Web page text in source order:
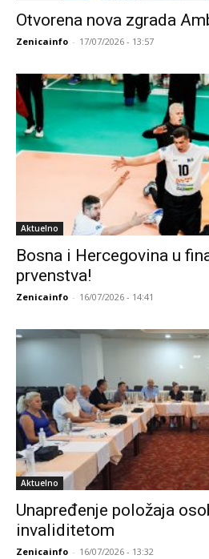
Otvorena nova zgrada
Zenicainfo - 17/07/2026 - 13:57
Aktuelno
Bosna i Hercegovina u
prvenstva!
Zenicainfo - 16/07/2026 - 14:41
Aktuelno
Unapređenje položaja
invaliditetom
Zenicainfo - 16/07/2026 - 13:32